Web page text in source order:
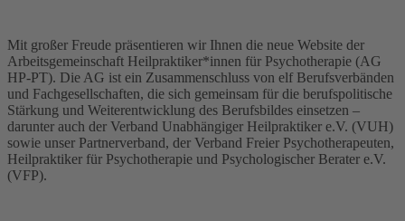
Mit großer Freude präsentieren wir Ihnen die neue Website der
Arbeitsgemeinschaft Heilpraktiker*innen für Psychotherapie (AG
HP-PT). Die AG ist ein Zusammenschluss von elf Berufsverbänden
und Fachgesellschaften, die sich gemeinsam für die berufspolitische
Stärkung und Weiterentwicklung des Berufsbildes einsetzen –
darunter auch der Verband Unabhängiger Heilpraktiker e.V. (VUH)
sowie unser Partnerverband, der Verband Freier Psychotherapeuten,
Heilpraktiker für Psychotherapie und Psychologischer Berater e.V.
(VFP).